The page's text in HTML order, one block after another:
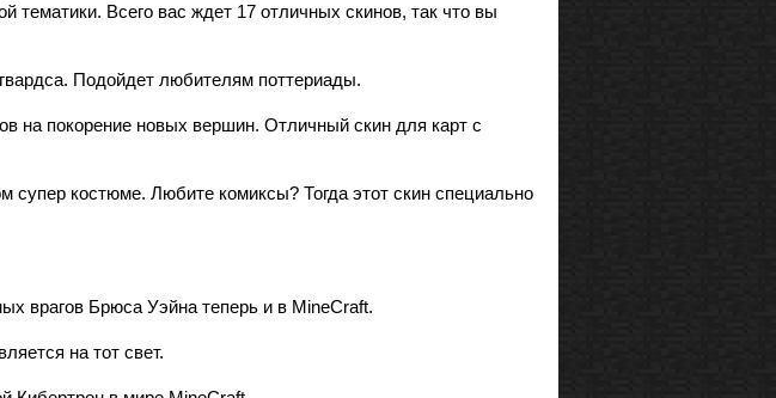
тематики. Всего вас ждет 17 отличных скинов, так что вы
Подойдет любителям поттериады.
на покорение новых вершин. Отличный скин для карт с
костюме. Любите комиксы? Тогда этот скин специально
врагов Брюса Уэйна теперь и в MineCraft.
на тот свет.